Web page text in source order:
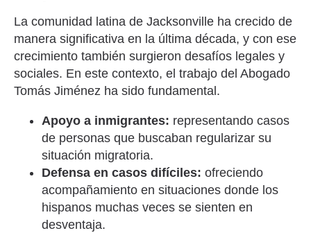
La comunidad latina de Jacksonville ha crecido de
manera significativa en la última década, y con ese
crecimiento también surgieron desafíos legales y
sociales. En este contexto, el trabajo del Abogado
Tomás Jiménez ha sido fundamental.
Apoyo a inmigrantes: representando casos
de personas que buscaban regularizar su
situación migratoria.
Defensa en casos difíciles: ofreciendo
acompañamiento en situaciones donde los
hispanos muchas veces se sienten en
desventaja.